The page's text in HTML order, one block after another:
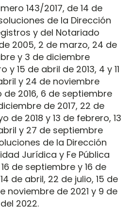
143/2017, de 14 de
de la Dirección
y del Notariado
2005, 2 de marzo, 24 de
y 3 de diciembre
y 15 de abril de 2013, 4 y 11
y 24 de noviembre
de 2016, 6 de septiembre
de 2017, 22 de
de 2018 y 13 de febrero, 13
y 27 de septiembre
de la Dirección
Jurídica y Fe Pública
de septiembre y 16 de
de abril, 22 de julio, 15 de
noviembre de 2021 y 9 de
2022.